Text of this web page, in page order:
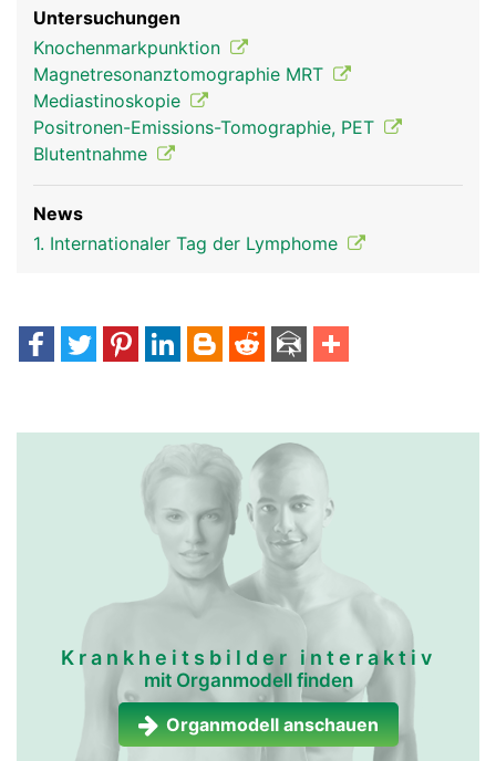
Untersuchungen
Knochenmarkpunktion
Magnetresonanztomographie MRT
Mediastinoskopie
Positronen-Emissions-Tomographie, PET
Blutentnahme
News
1. Internationaler Tag der Lymphome
Krankheitsbilder interaktiv
mit Organmodell finden
Organmodell anschauen